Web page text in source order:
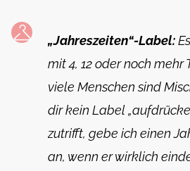
„Jahreszeiten“-Label:
mit 4, 12 oder noch mehr
viele Menschen sind
dir kein Label
zutrifft, gebe ich einen
an, wenn er wirklich